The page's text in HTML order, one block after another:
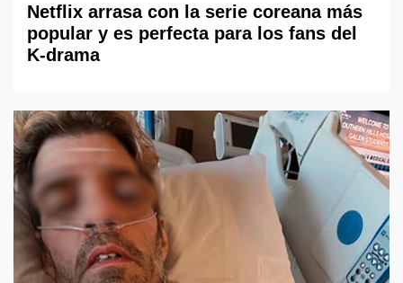
Netflix arrasa con la serie coreana más
popular y es perfecta para los fans del
K-drama